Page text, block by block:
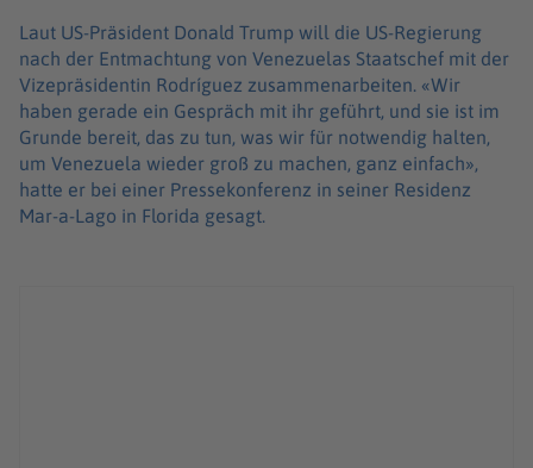
Laut US-Präsident Donald Trump will die US-Regierung
nach der Entmachtung von Venezuelas Staatschef mit der
Vizepräsidentin Rodríguez zusammenarbeiten. «Wir
haben gerade ein Gespräch mit ihr geführt, und sie ist im
Grunde bereit, das zu tun, was wir für notwendig halten,
um Venezuela wieder groß zu machen, ganz einfach»,
hatte er bei einer Pressekonferenz in seiner Residenz
Mar-a-Lago in Florida gesagt.